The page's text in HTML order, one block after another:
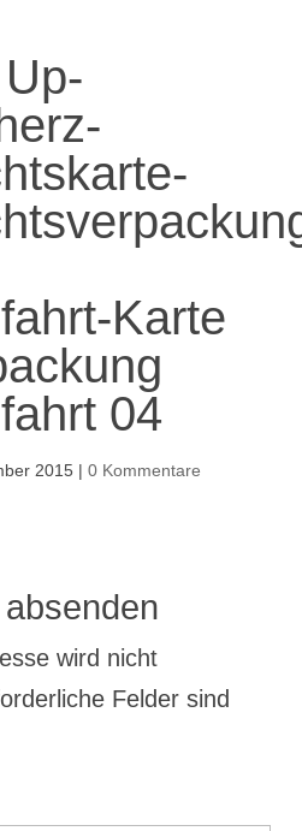
Karte
04
2015| 0 Kommentare
wird nicht
Felder sind